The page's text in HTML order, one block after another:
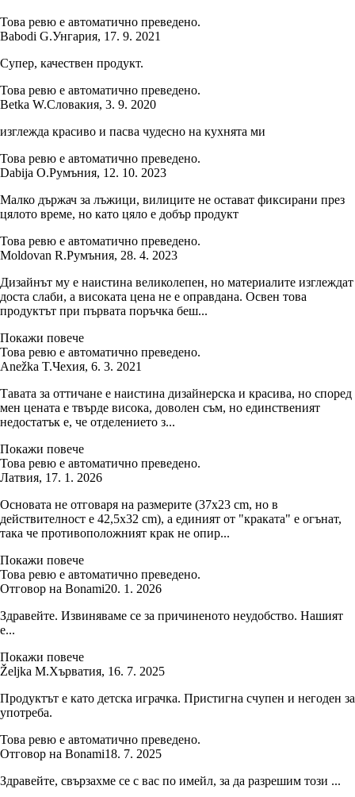
Това ревю е автоматично преведено.
Babodi G.Унгария, 17. 9. 2021
Супер, качествен продукт.
Това ревю е автоматично преведено.
Betka W.Словакия, 3. 9. 2020
изглежда красиво и пасва чудесно на кухнята ми
Това ревю е автоматично преведено.
Dabija O.Румъния, 12. 10. 2023
Малко държач за лъжици, вилиците не остават фиксирани през
цялото време, но като цяло е добър продукт
Това ревю е автоматично преведено.
Moldovan R.Румъния, 28. 4. 2023
Дизайнът му е наистина великолепен, но материалите изглеждат
доста слаби, а високата цена не е оправдана. Освен това
продуктът при първата поръчка беш...
Покажи повече
Това ревю е автоматично преведено.
Anežka T.Чехия, 6. 3. 2021
Тавата за оттичане е наистина дизайнерска и красива, но според
мен цената е твърде висока, доволен съм, но единственият
недостатък е, че отделението з...
Покажи повече
Това ревю е автоматично преведено.
Латвия, 17. 1. 2026
Основата не отговаря на размерите (37x23 cm, но в
действителност е 42,5x32 cm), а единият от "краката" е огънат,
така че противоположният крак не опир...
Покажи повече
Това ревю е автоматично преведено.
Отговор на Bonami20. 1. 2026
Здравейте. Извиняваме се за причиненото неудобство. Нашият
е...
Покажи повече
Željka M.Хърватия, 16. 7. 2025
Продуктът е като детска играчка. Пристигна счупен и негоден за
употреба.
Това ревю е автоматично преведено.
Отговор на Bonami18. 7. 2025
Здравейте, свързахме се с вас по имейл, за да разрешим този ...